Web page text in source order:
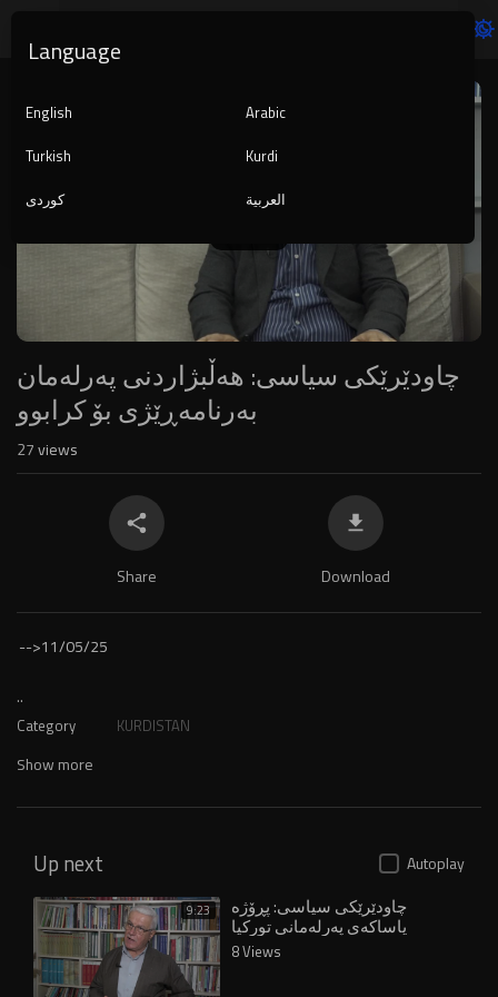
Player
auto
چاودێرێکی سیاسی: هەڵبژاردنی پەرلەمان
بەرنامەڕێژی بۆ کرابوو
27views
Share Download
-->11/05/25
..
Category KURDISTAN
Show more
Up next Autoplay
9:23 چاودێرێکی سیاسی: پڕۆژە
یاساکەی پەرلەمانی تورکیا
دەستکەوتێکی مێژووییە
8 Views
Language
English
Arabic
Turkish
Kurdi
کوردی
العربية